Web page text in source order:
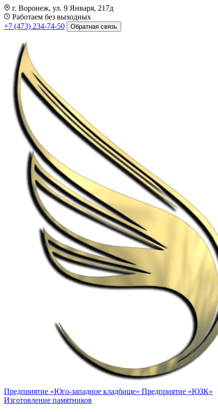
г. Воронеж, ул. 9 Января, 217д
Работаем без выходных
+7 (473) 234-74-50
Обратная связь
Предприятие «Юго-западное кладбище» Предприятие «ЮЗК»
Изготовление памятников